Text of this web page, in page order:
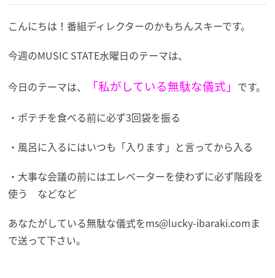
こんにちは！番組ディレクターのかもちんスキーです。
今週のMUSIC STATE水曜日のテーマは、
今日のテーマは、 「私がしている無駄な儀式」 です。
・ポテチを食べる前に必ず3回袋を振る
・風呂に入るにはいつも「入ります」と言ってから入る
・大事な会議の前にはエレベーターを使わずに必ず階段を
使う などなど
あなたがしている無駄な儀式をms@lucky-ibaraki.comま
で送って下さい。